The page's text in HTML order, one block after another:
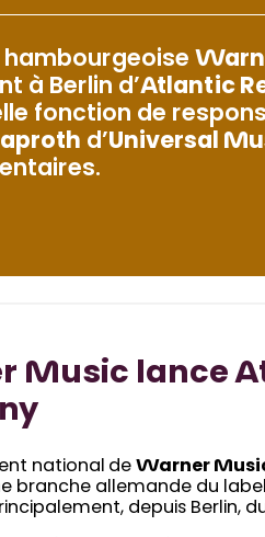
hambourgeoise
à Berlin d’Atlantic
fonction de
d’Universal
Music lance
national deWarner
branche allemande du
depuis Berlin,